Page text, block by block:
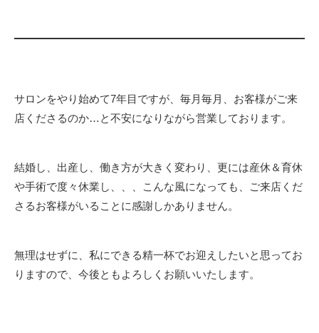
サロンをやり始めて7年目ですが、毎月毎月、お客様がご来
店くださるのか…と不安になりながら営業しております。
結婚し、出産し、働き方が大きく変わり、更には産休＆育休
や手術で度々休業し、、、こんな風になっても、ご来店くだ
さるお客様がいることに感謝しかありません。
無理はせずに、私にできる精一杯でお迎えしたいと思ってお
りますので、今後ともよろしくお願いいたします。